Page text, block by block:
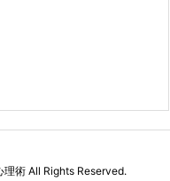
理術 All Rights Reserved.